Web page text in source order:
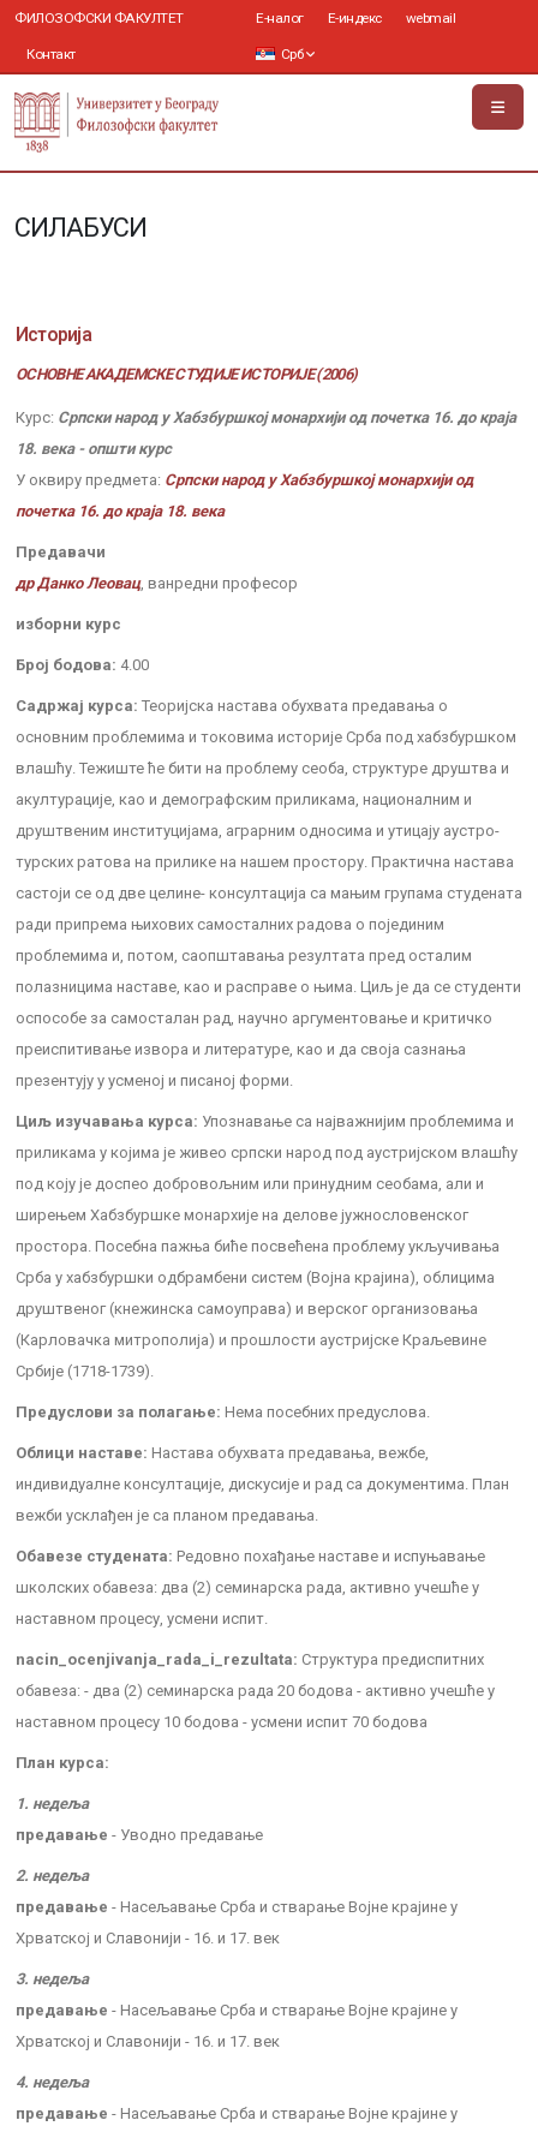
ФИЛОЗОФСКИ ФАКУЛТЕТ
Контакт
Е-налог Е-индекс webmail
Срб
СИЛАБУСИ
Историја
ОСНОВНЕ АКАДЕМСКЕ СТУДИЈЕ ИСТОРИЈЕ (2006)
Курс: Српски народ у Хабзбуршкој монархији од почетка 16. до краја
18. века - општи курс
У оквиру предмета: Српски народ у Хабзбуршкој монархији од
почетка 16. до краја 18. века
Предавачи
др Данко Леовац, ванредни професор
изборни курс
Број бодова: 4.00
Садржај курса: Теоријска настава обухвата предавања о
основним проблемима и токовима историје Срба под хабзбуршком
влашћу. Тежиште ће бити на проблему сеоба, структуре друштва и
акултурације, као и демографским приликама, националним и
друштвеним институцијама, аграрним односима и утицају аустро-
турских ратова на прилике на нашем простору. Практична настава
састоји се од две целине- консултација са мањим групама студената
ради припрема њихових самосталних радова о појединим
проблемима и, потом, саопштавања резултата пред осталим
полазницима наставе, као и расправе о њима. Циљ је да се студенти
оспособе за самосталан рад, научно аргументовање и критичко
преиспитивање извора и литературе, као и да своја сазнања
презентују у усменој и писаној форми.
Циљ изучавања курса: Упознавање са најважнијим проблемима и
приликама у којима је живео српски народ под аустријском влашћу
под коју је доспео добровољним или принудним сеобама, али и
ширењем Хабзбуршке монархије на делове јужнословенског
простора. Посебна пажња биће посвећена проблему укључивања
Срба у хабзбуршки одбрамбени систем (Војна крајина), облицима
друштвеног (кнежинска самоуправа) и верског организовања
(Карловачка митрополија) и прошлости аустријске Краљевине
Србије (1718-1739).
Предуслови за полагање: Нема посебних предуслова.
Облици наставе: Настава обухвата предавања, вежбе,
индивидуалне консултације, дискусије и рад са документима. План
вежби усклађен је са планом предавања.
Обавезе студената: Редовно похађање наставе и испуњавање
школских обавеза: два (2) семинарска рада, активно учешће у
наставном процесу, усмени испит.
nacin_ocenjivanja_rada_i_rezultata: Структура предиспитних
обавеза: - два (2) семинарска рада 20 бодова - активно учешће у
наставном процесу 10 бодова - усмени испит 70 бодова
План курса:
1. недеља
предавање - Уводно предавање
2. недеља
предавање - Насељавање Срба и стварање Војне крајине у
Хрватској и Славонији - 16. и 17. век
3. недеља
предавање - Насељавање Срба и стварање Војне крајине у
Хрватској и Славонији - 16. и 17. век
4. недеља
предавање - Насељавање Срба и стварање Војне крајине у